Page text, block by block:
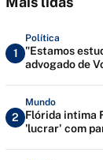
1
Política
"Estamos
advogado de
2
Mundo
Flórida intima
'lucrar' com